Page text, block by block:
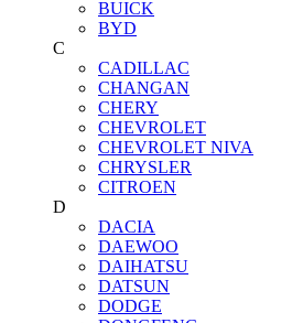
BUICK
BYD
C
CADILLAC
CHANGAN
CHERY
CHEVROLET
CHEVROLET NIVA
CHRYSLER
CITROEN
D
DACIA
DAEWOO
DAIHATSU
DATSUN
DODGE